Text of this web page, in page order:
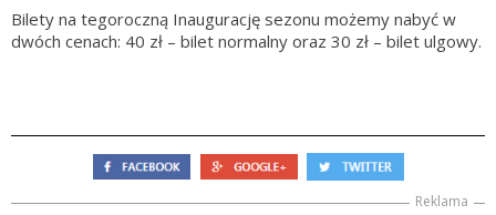
Bilety na tegoroczną Inaugurację sezonu możemy nabyć w
dwóch cenach: 40 zł – bilet normalny oraz 30 zł – bilet ulgowy.
Reklama